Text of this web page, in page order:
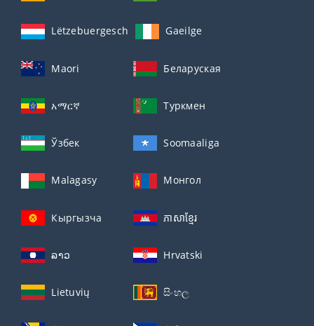
Lëtzebuergesch Gaeilge
Maori Беларуская
አማርኛ Туркмен
Ўзбек Soomaaliga
Malagasy Монгол
Кыргызча ភាសាខ្មែរ
ລາວ Hrvatski
Lietuvių සිංහල